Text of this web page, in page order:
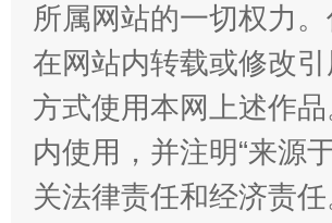
阿坝州三大球赛在茂县开幕
所属网站的一切权力
在网站内转载或修改
方式使用本网上述作
内使用，并注明“来源
关法律责任和经济责